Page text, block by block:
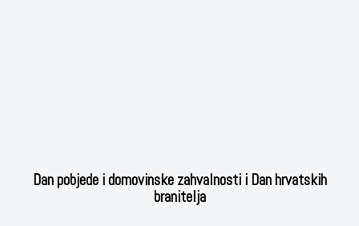
Dan pobjede i domovinske zahvalnosti i Dan hrvatskih
branitelja